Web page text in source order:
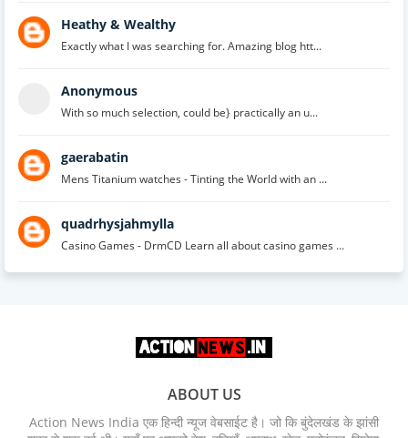
Heathy & Wealthy
Exactly what I was searching for. Amazing blog htt...
Anonymous
With so much selection, could be} practically an u...
gaerabatin
Mens Titanium watches - Tinting the World with an ...
quadrhysjahmylla
Casino Games - DrmCD Learn all about casino games ...
ABOUT US
Action News India एक हिन्दी न्यूज वेबसाईट है। जो कि बुंदेलखंड के झांसी